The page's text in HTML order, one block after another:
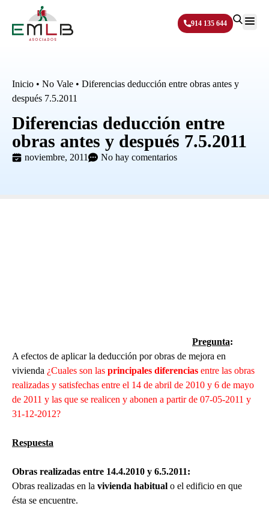
914 135 644
Inicio • No Vale • Diferencias deducción entre obras antes y
después 7.5.2011
Diferencias deducción entre
obras antes y después 7.5.2011
noviembre, 2011 No hay comentarios
Pregunta:
A efectos de aplicar la deducción por obras de mejora en
vivienda ¿Cuales son las principales diferencias entre las obras
realizadas y satisfechas entre el 14 de abril de 2010 y 6 de mayo
de 2011 y las que se realicen y abonen a partir de 07-05-2011 y
31-12-2012?
Respuesta
Obras realizadas entre 14.4.2010 y 6.5.2011:
Obras realizadas en la vivienda habitual o el edificio en que
ésta se encuentre.